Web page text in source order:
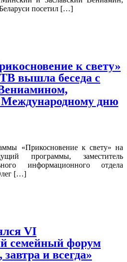
посетил […]
к свету»
вышла беседа с
дню
«Прикосновение к свету» на
программы, заместитель
информационного отдела
[…]
VI
семейный форум
и всегда»